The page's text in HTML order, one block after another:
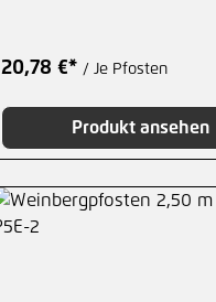
20,78 €* / Je Pfosten
Produkt ansehen